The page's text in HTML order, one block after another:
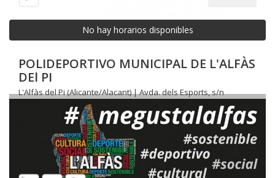
No hay horarios disponibles
POLIDEPORTIVO MUNICIPAL DE L'ALFÀS
DEl PI
L'Alfàs del Pi (Alicante/Alacant) | Avda. dels Esports, s/n